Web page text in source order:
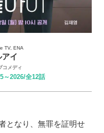
TV, ENA
イ
コメディ
～2026/全12話
となり、無罪を証明せ